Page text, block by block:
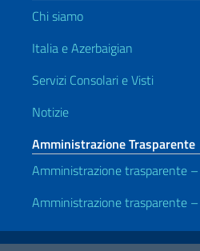
Chi siamo
Italia e Azerbaigian
Servizi Consolari e Visti
Notizie
Amministrazione Trasparente
Amministrazione trasparente
Amministrazione trasparente –
Link Utili